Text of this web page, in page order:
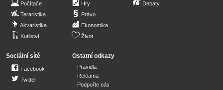
Počítače
Teraristika
Akvaristika
Kutilství
Hry
Právo
Ekonomika
Život
Debaty
Sociální sítě
Facebook
Twitter
Ostatní odkazy
Pravidla
Reklama
Podpořte nás